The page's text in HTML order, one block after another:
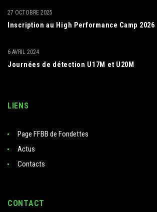
Inscription au High Performance Camp 2026
27 OCTOBRE 2025
Journées de détection U17M et U20M
6 AVRIL 2024
LIENS
Page FFBB de Fondettes
Actus
Contacts
CONTACT